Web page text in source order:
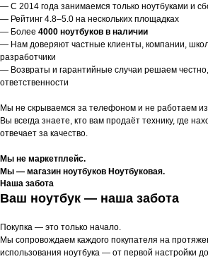
— С 2014 года занимаемся только ноутбуками и
— Рейтинг 4.8–5.0 на нескольких площадках
— Более 4000 ноутбуков в наличии
— Нам доверяют частные клиенты, компании,
разработчики
— Возвраты и гарантийные случаи решаем
ответственности
Мы не скрываемся за телефоном и не работаем
Вы всегда знаете, кто вам продаёт технику, где
отвечает за качество.
Мы не маркетплейс.
Мы — магазин ноутбуков Ноутбуковая.
Наша забота
Ваш ноутбук — наша забота
Покупка — это только начало.
Мы сопровождаем каждого покупателя на
использования ноутбука — от первой настройки